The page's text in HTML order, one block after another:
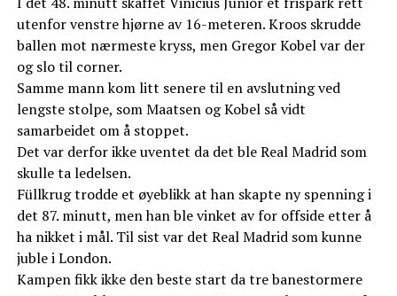
utenfor venstre hjørne av 16-meteren. Kroos skrudde
ballen mot nærmeste kryss, men Gregor Kobel var der
og slo til corner.
Samme mann kom litt senere til en avslutning ved
lengste stolpe, som Maatsen og Kobel så vidt
samarbeidet om å stoppet.
Det var derfor ikke uventet da det ble Real Madrid som
skulle ta ledelsen.
Füllkrug trodde et øyeblikk at han skapte ny spenning i
det 87. minutt, men han ble vinket av for offside etter å
ha nikket i mål. Til sist var det Real Madrid som kunne
juble i London.
Kampen fikk ikke den beste start da tre banestormere